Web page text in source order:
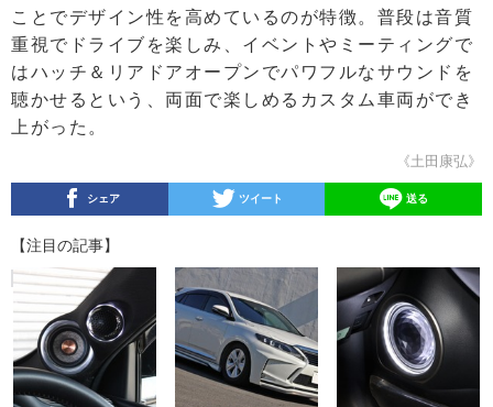
ことでデザイン性を高めているのが特徴。普段は音質
重視でドライブを楽しみ、イベントやミーティングで
はハッチ＆リアドアオープンでパワフルなサウンドを
聴かせるという、両面で楽しめるカスタム車両ができ
上がった。
《土田康弘》
シェア ツイート 送る
【注目の記事】